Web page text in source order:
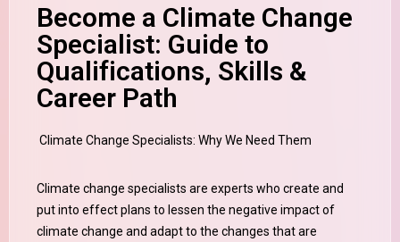
Become a Climate Change
Specialist: Guide to
Qualifications, Skills &
Career Path
Climate Change Specialists: Why We Need Them
Climate change specialists are experts who create and
put into effect plans to lessen the negative impact of
climate change and adapt to the changes that are